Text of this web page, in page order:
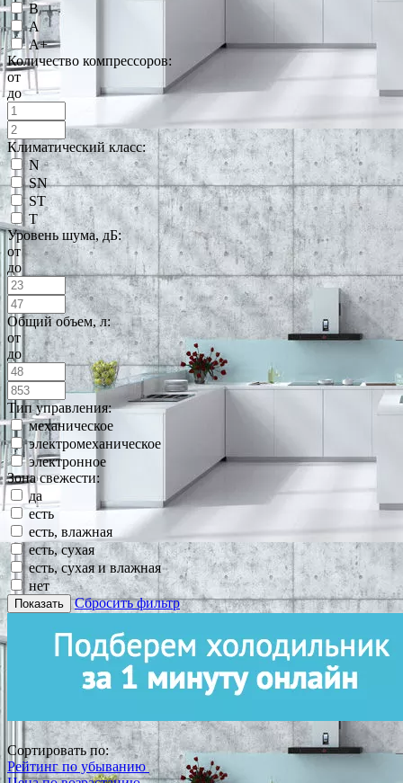
B
А
А+
Количество компрессоров:
от
до
Климатический класс:
N
SN
ST
T
Уровень шума, дБ:
от
до
Общий объем, л:
от
до
Тип управления:
механическое
электромеханическое
электронное
Зона свежести:
да
есть
есть, влажная
есть, сухая
есть, сухая и влажная
нет
Показать Сбросить фильтр
Сортировать по:
Рейтинг по убыванию